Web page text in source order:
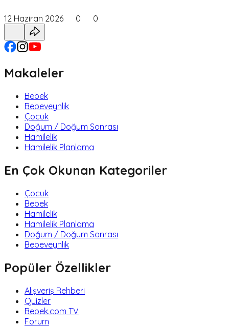
12 Haziran 2026 0 0
Makaleler
Bebek
Bebeveynlik
Çocuk
Doğum / Doğum Sonrası
Hamilelik
Hamilelik Planlama
En Çok Okunan Kategoriler
Çocuk
Bebek
Hamilelik
Hamilelik Planlama
Doğum / Doğum Sonrası
Bebeveynlik
Popüler Özellikler
Alışveriş Rehberi
Quizler
Bebek.com TV
Forum